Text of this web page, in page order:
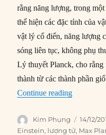
rằng năng lượng, trong
thể hiện các đặc tính của
vật lý cổ điển, năng lượng
sóng liên tục, không phụ
Lý thuyết Planck, cho
thành từ các thành phần
Continue reading“14/12/
Author
Kim Phụng
Posted
on
14/12/
Einstein, lượng tử, Max